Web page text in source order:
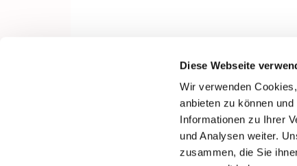
Diese Webseite
Wir verwenden
anbieten zu können
Informationen zu Ihrer
und Analysen weiter.
zusammen, die Sie